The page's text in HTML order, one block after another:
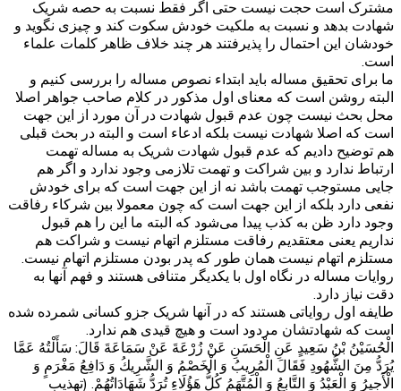
مشترک است حجت نیست حتی اگر فقط نسبت به حصه شریک
شهادت بدهد و نسبت به ملکیت خودش سکوت کند و چیزی نگوید و
خودشان این احتمال را پذیرفتند هر چند خلاف ظاهر کلمات علماء
است.
ما برای تحقیق مساله باید ابتداء نصوص مساله را بررسی کنیم و
البته روشن است که معنای اول مذکور در کلام صاحب جواهر اصلا
محل بحث نیست چون عدم قبول شهادت در آن مورد از این جهت
است که اصلا شهادت نیست بلکه ادعاء است و البته در بحث قبلی
هم توضیح دادیم که عدم قبول شهادت شریک به مساله تهمت
ارتباط ندارد و بین شراکت و تهمت تلازمی وجود ندارد و اگر هم
جایی مستوجب تهمت باشد نه از این جهت است که برای خودش
نفعی دارد بلکه از این جهت است که چون معمولا بین شرکاء رفاقت
وجود دارد ظن به کذب پیدا می‌شود که البته ما این را هم قبول
نداریم یعنی معتقدیم رفاقت مستلزم اتهام نیست و شراکت هم
مستلزم اتهام نیست همان طور که پدر بودن مستلزم اتهام نیست.
روایات مساله در نگاه اول با یکدیگر متنافی هستند و فهم آنها به
دقت نیاز دارد.
طایفه اول روایاتی هستند که در آنها شریک جزو کسانی شمرده شده
است که شهادتشان مردود است و هیچ قیدی هم ندارد.
الْحُسَيْنُ بْنُ سَعِيدٍ عَنِ الْحَسَنِ عَنْ زُرْعَةَ عَنْ سَمَاعَةَ قَالَ: سَأَلْتُهُ عَمَّا
يُرَدُّ مِنَ الشُّهُودِ فَقَالَ الْمُرِيبُ وَ الْخَصْمُ وَ الشَّرِيكُ وَ دَافِعُ مَغْرَمٍ وَ
الْأَجِيرُ وَ الْعَبْدُ وَ التَّابِعُ وَ الْمُتَّهَمُ كُلُّ هَؤُلَاءِ تُرَدُّ شَهَادَاتُهُمْ. (تهذیب